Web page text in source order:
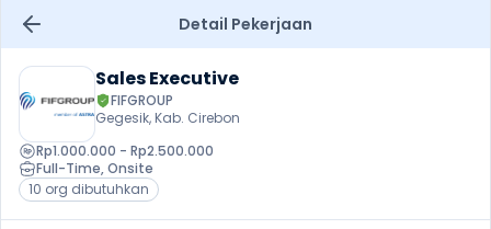
Detail Pekerjaan
Sales Executive
FIFGROUP
Gegesik, Kab. Cirebon
Rp1.000.000 - Rp2.500.000
Full-Time, Onsite
10 org dibutuhkan